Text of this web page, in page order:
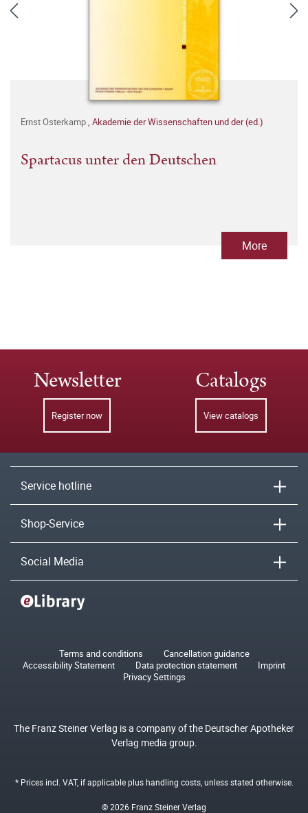
Ernst Osterkamp, Akademie der Wissenschaften und der (ed.)
Spartacus unter den Deutschen
More
Newsletter
Register now
Catalogs
View catalogs
Service hotline
Shop-Service
Social Media
Terms and conditions
Cancellation guidance
Accessibility Statement
Data protection statement
Imprint
Privacy Settings
The Franz Steiner Verlag is a company of the Deutscher Apotheker
Verlag media group.
* Prices incl. VAT, if applicable plushandling costs, unless stated otherwise.
© 2026 Franz Steiner Verlag